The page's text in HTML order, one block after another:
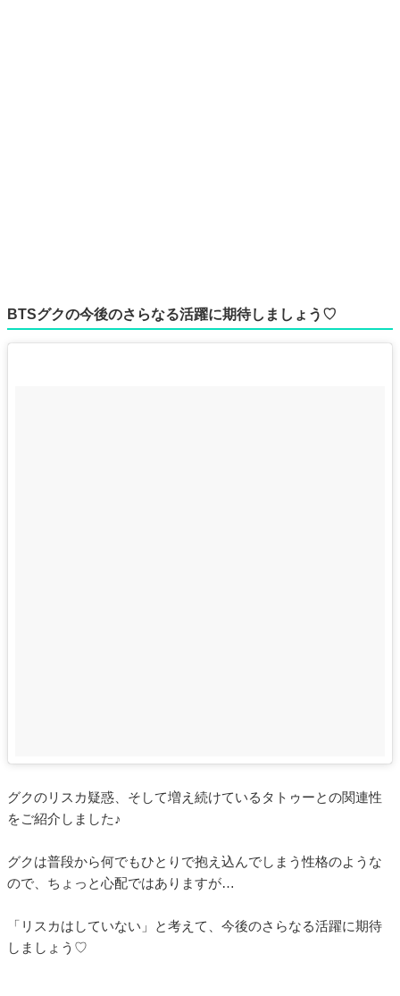
BTSグクの今後のさらなる活躍に期待しましょう♡
グクのリスカ疑惑、そして増え続けているタトゥーとの関連性
をご紹介しました♪
グクは普段から何でもひとりで抱え込んでしまう性格のような
ので、ちょっと心配ではありますが…
「リスカはしていない」と考えて、今後のさらなる活躍に期待
しましょう♡